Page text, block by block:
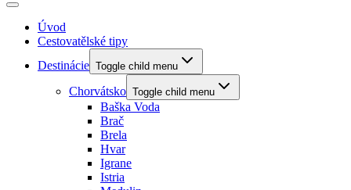
Úvod
Cestovatělské tipy
Destinácie Toggle child menu
Chorvátsko Toggle child menu
Baška Voda
Brač
Brela
Hvar
Igrane
Istria